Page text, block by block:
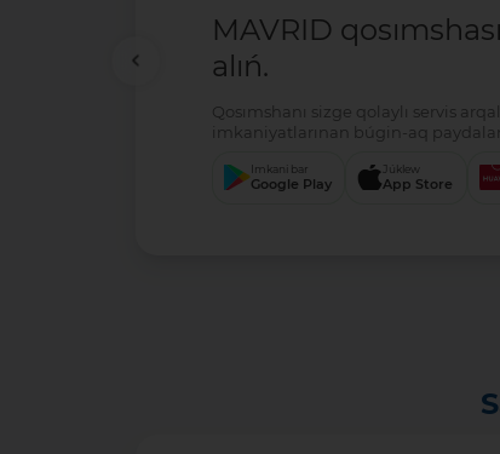
MAVRID
alıń.
Qosımshanı sizge qolaylı servis
imkaniyatlarınan búgin-aq
Imkani bar
Google Play
Júklew
App Store